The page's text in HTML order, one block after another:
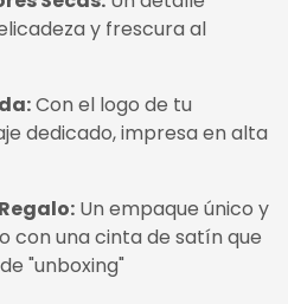
Secas:Un detalle
y frescura al
Con el logo de tu
dedicado, impresa en alta
Un empaque único y
con una cinta de satín que
"unboxing"